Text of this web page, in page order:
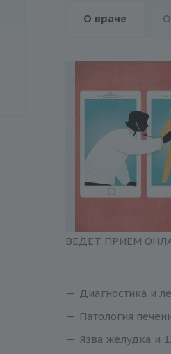
О враче
ВЕДЕТ ПРИЕМ
Диагностика и
Патология
Язва желудка и